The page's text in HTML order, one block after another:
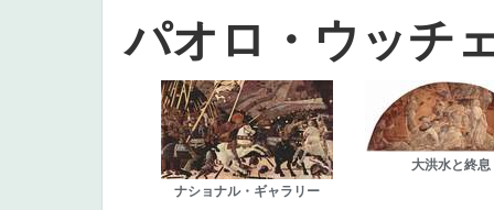
パオロ・ウッチ
ナショナル・ギャラリー
大洪水と終息